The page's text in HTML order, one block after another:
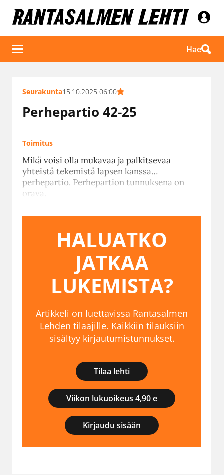
Hae
Seurakunta15.10.2025 06:00
Perhepartio 42-25
Toimitus
Mikä voisi olla mukavaa ja palkitsevaa
yhteistä tekemistä lapsen kanssa…
perhepartio. Perhepartion tunnuksena on
orava.
HALUATKO
JATKAA
LUKEMISTA?
Artikkeli on luettavissa Rantasalmen
Lehden tilaajille. Kaikkiin tilauksiin
sisältyy kirjautumistunnukset.
Tilaa lehti
Viikon lukuoikeus 4,90 e
Kirjaudu sisään